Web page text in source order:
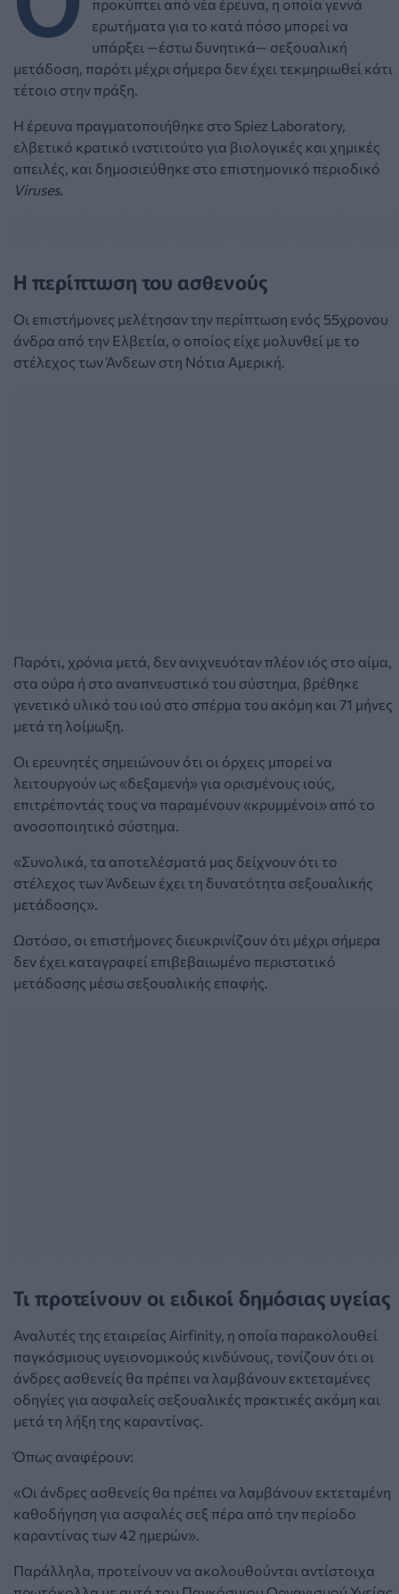
προκύπτει από νέα έρευνα, η οποία γεννά
ερωτήματα για το κατά πόσο μπορεί να
υπάρξει —έστω δυνητικά— σεξουαλική
μετάδοση, παρότι μέχρι σήμερα δεν έχει τεκμηριωθεί κάτι
τέτοιο στην πράξη.
Η έρευνα πραγματοποιήθηκε στο Spiez Laboratory,
ελβετικό κρατικό ινστιτούτο για βιολογικές και χημικές
απειλές, και δημοσιεύθηκε στο επιστημονικό περιοδικό
Viruses.
Η περίπτωση του ασθενούς
Οι επιστήμονες μελέτησαν την περίπτωση ενός 55χρονου
άνδρα από την Ελβετία, ο οποίος είχε μολυνθεί με το
στέλεχος των Άνδεων στη Νότια Αμερική.
Παρότι, χρόνια μετά, δεν ανιχνευόταν πλέον ιός στο αίμα,
στα ούρα ή στο αναπνευστικό του σύστημα, βρέθηκε
γενετικό υλικό του ιού στο σπέρμα του ακόμη και 71 μήνες
μετά τη λοίμωξη.
Οι ερευνητές σημειώνουν ότι οι όρχεις μπορεί να
λειτουργούν ως «δεξαμενή» για ορισμένους ιούς,
επιτρέποντάς τους να παραμένουν «κρυμμένοι» από το
ανοσοποιητικό σύστημα.
«Συνολικά, τα αποτελέσματά μας δείχνουν ότι το
στέλεχος των Άνδεων έχει τη δυνατότητα σεξουαλικής
μετάδοσης».
Ωστόσο, οι επιστήμονες διευκρινίζουν ότι μέχρι σήμερα
δεν έχει καταγραφεί επιβεβαιωμένο περιστατικό
μετάδοσης μέσω σεξουαλικής επαφής.
Τι προτείνουν οι ειδικοί δημόσιας υγείας
Αναλυτές της εταιρείας Airfinity, η οποία παρακολουθεί
παγκόσμιους υγειονομικούς κινδύνους, τονίζουν ότι οι
άνδρες ασθενείς θα πρέπει να λαμβάνουν εκτεταμένες
οδηγίες για ασφαλείς σεξουαλικές πρακτικές ακόμη και
μετά τη λήξη της καραντίνας.
Όπως αναφέρουν:
«Οι άνδρες ασθενείς θα πρέπει να λαμβάνουν εκτεταμένη
καθοδήγηση για ασφαλές σεξ πέρα από την περίοδο
καραντίνας των 42 ημερών».
Παράλληλα, προτείνουν να ακολουθούνται αντίστοιχα